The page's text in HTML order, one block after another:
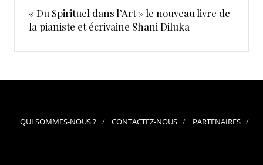
« Du Spirituel dans l’Art » le nouveau livre de
la pianiste et écrivaine Shani Diluka
QUI SOMMES-NOUS ? CONTACTEZ-NOUS PARTENAIRES